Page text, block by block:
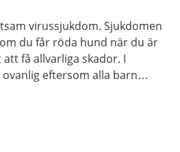
virussjukdom. Sjukdomen
du får röda hund när du är
få allvarliga skador. I
eftersom alla barn